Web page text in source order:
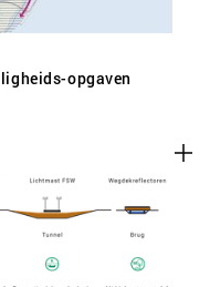
opgaven